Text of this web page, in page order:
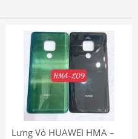
Lưng Vỏ HUAWEI HMA –